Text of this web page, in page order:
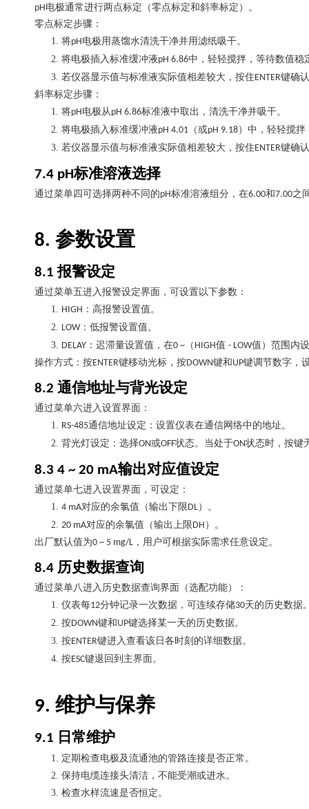
pH电极通常进行两点标定（零点标定和斜率标定）。
零点标定步骤：
1. 将pH电极用蒸馏水清洗干净并用滤纸吸干。
2. 将电极插入标准缓冲液pH 6.86中，轻轻搅拌，等待数值稳
3. 若仪器显示值与标准液实际值相差较大，按住ENTER键确
斜率标定步骤：
1. 将pH电极从pH 6.86标准液中取出，清洗干净并吸干。
2. 将电极插入标准缓冲液pH 4.01 （或pH 9.18）中，轻轻搅
3. 若仪器显示值与标准液实际值相差较大，按住ENTER键确
7.4 pH标准溶液选择
通过菜单四可选择两种不同的pH标准溶液组分，在6.00和7.00之
8. 参数设置
8.1报警设定
通过菜单五进入报警设定界面，可设置以下参数：
1. HIGH ：高报警设置值。
2. LOW：低报警设置值。
3. DELAY ：迟滞量设置值，在0 ~ （ HIGH值 - LOW值）范围内
操作方式：按ENTER键移动光标，按DOWN键和 UP键调节数字，
8.2 通信地址与背光设定
通过菜单六进入设置界面：
1. RS-485通信地址设定：设置仪表在通信网络中的地址。
2. 背光灯设定：选择ON或OFF状态。当处于ON状态时，按键
8.3 4 ~ 20 mA输出对应值设定
通过菜单七进入设置界面，可设定：
1. 4 mA对应的余氯值（输出下限DL）。
2. 20 mA对应的余氯值（输出上限DH ）。
出厂默认值为0 ~ 5 mg/L ，用户可根据实际需求任意设定。
8.4 历史数据查询
通过菜单八进入历史数据查询界面（选配功能）：
1. 仪表每12分钟记录一次数据，可连续存储30天的历史数据
2. 按DOWN键和 UP键选择某一天的历史数据。
3. 按ENTER键进入查看该日各时刻的详细数据。
4. 按ESC键退回到主界面。
9. 维护与保养
9.1 日常维护
1. 定期检查电极及流通池的管路连接是否正常。
2. 保持电缆连接头清洁，不能受潮或进水。
3. 检查水样流速是否恒定。